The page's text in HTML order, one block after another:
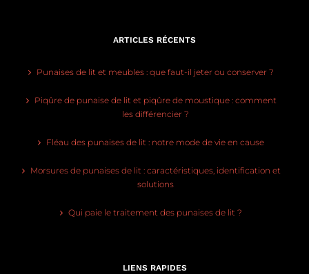
ARTICLES RÉCENTS
Punaises de lit et meubles : que faut-il jeter ou conserver ?
Piqûre de punaise de lit et piqûre de moustique : comment
les différencier ?
Fléau des punaises de lit : notre mode de vie en cause
Morsures de punaises de lit : caractéristiques, identification et
solutions
Qui paie le traitement des punaises de lit ?
LIENS RAPIDES